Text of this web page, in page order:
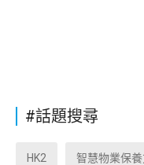
#話題搜尋
HK2 智慧物業保